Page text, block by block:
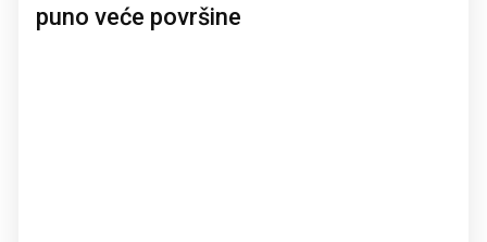
puno veće površine